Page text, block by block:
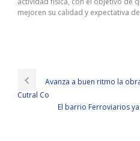
mejoren su calidad y expectativa
Avanza a buen ritmo la
Cutral Co
El barrio Ferroviarios